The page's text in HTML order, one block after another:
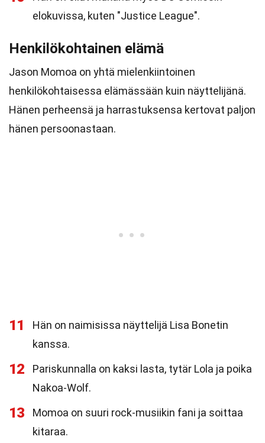
elokuvissa, kuten "Justice League".
Henkilökohtainen elämä
Jason Momoa on yhtä mielenkiintoinen
henkilökohtaisessa elämässään kuin näyttelijänä.
Hänen perheensä ja harrastuksensa kertovat paljon
hänen persoonastaan.
11
Hän on naimisissa näyttelijä Lisa Bonetin
kanssa.
12
Pariskunnalla on kaksi lasta, tytär Lola ja poika
Nakoa-Wolf.
13
Momoa on suuri rock-musiikin fani ja soittaa
kitaraa.